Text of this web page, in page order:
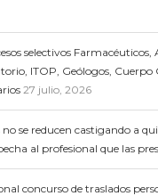
selectivos Farmacéuticos,
ITOP, Geólogos, Cuerpo
27 julio, 2026
no se reducen castigando a
al profesional que las
concurso de traslados